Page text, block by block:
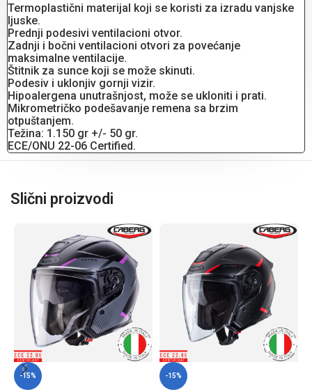
Termoplastični materijal koji se koristi za izradu vanjske
ljuske.
Prednji podesivi ventilacioni otvor.
Zadnji i bočni ventilacioni otvori za povećanje
maksimalne ventilacije.
Štitnik za sunce koji se može skinuti.
Podesiv i uklonjiv gornji vizir.
Hipoalergena unutrašnjost, može se ukloniti i prati.
Mikrometričko podešavanje remena sa brzim
otpuštanjem.
Težina: 1.150 gr +/- 50 gr.
ECE/ONU 22-06 Certified.
Slični proizvodi
-15% -15%